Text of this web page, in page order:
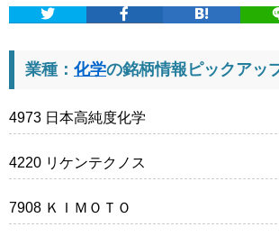
業種： 化学の銘柄情報ピックアッ
4973 日本高純度化学
4220 リケンテクノス
7908 ＫＩＭＯＴＯ